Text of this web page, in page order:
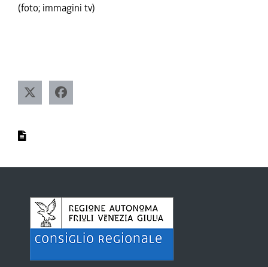
(foto; immagini tv)